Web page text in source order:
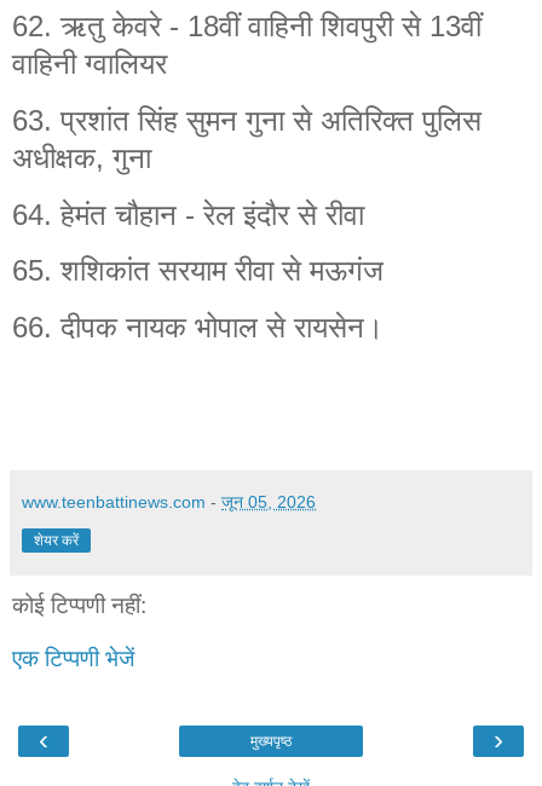
62. ऋतु केवरे - 18वीं वाहिनी शिवपुरी से 13वीं
वाहिनी ग्वालियर
63. प्रशांत सिंह सुमन गुना से अतिरिक्त पुलिस
अधीक्षक, गुना
64. हेमंत चौहान - रेल इंदौर से रीवा
65. शशिकांत सरयाम रीवा से मऊगंज
66. दीपक नायक भोपाल से रायसेन।
www.teenbattinews.com - जून 05, 2026
शेयर करें
कोई टिप्पणी नहीं:
एक टिप्पणी भेजें
‹ ›
मुख्यपृष्ठ